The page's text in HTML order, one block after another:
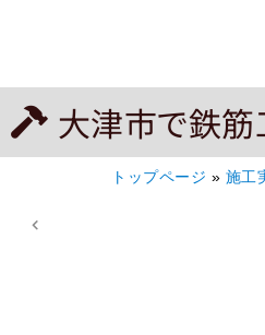
大津市で鉄筋
トップページ » 施工